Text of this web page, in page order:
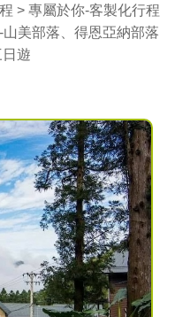
> 專屬於你-客製化行程
美部落、得恩亞納部落
遊